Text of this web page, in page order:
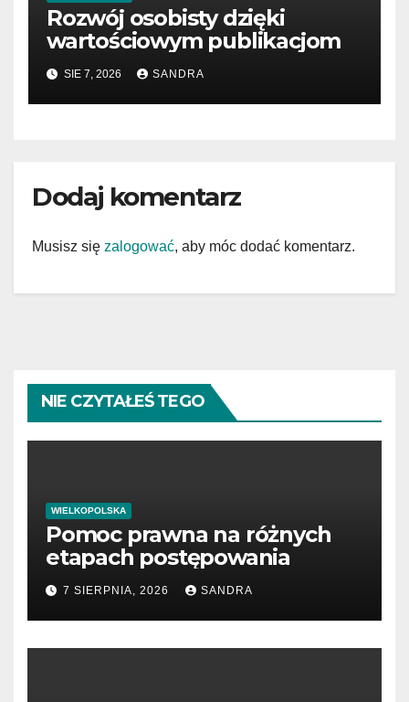
Rozwój osobisty dzięki
wartościowym publikacjom
SIE 7, 2026 SANDRA
Dodaj komentarz
Musisz się zalogować, aby móc dodać komentarz.
NIE CZYTAŁEŚ TEGO
WIELKOPOLSKA
Pomoc prawna na różnych
etapach postępowania
7 SIERPNIA, 2026 SANDRA